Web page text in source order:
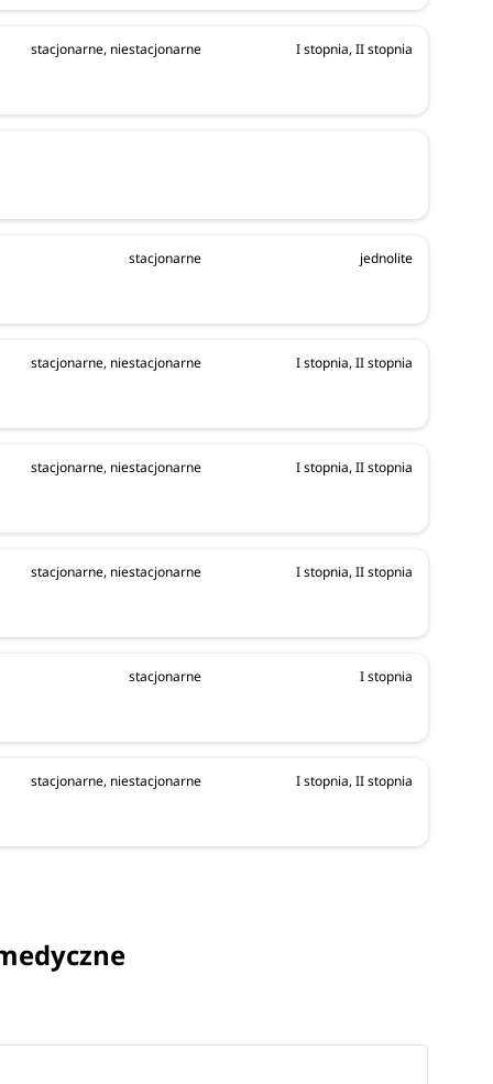
się na
stacjonarne, niestacjonarne I stopnia, II stopnia
stacjonarne jednolite
stacjonarne, niestacjonarne I stopnia, II stopnia
stacjonarne, niestacjonarne I stopnia, II stopnia
stacjonarne, niestacjonarne I stopnia, II stopnia
stacjonarne I stopnia
stacjonarne, niestacjonarne I stopnia, II stopnia